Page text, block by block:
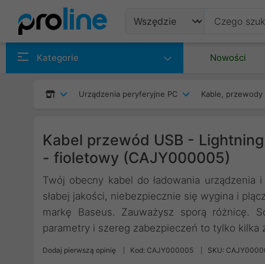
Kategorie Nowości
Urządzenia peryferyjne PC Kable,
Kabel przewód USB -
- fioletowy (CAJY000005)
Twój obecny kabel do ładowania urządzenia
słabej jakości, niebezpiecznie się wygina i
markę Baseus. Zauważysz sporą różnicę.
parametry i szereg zabezpieczeń to tylko kilka
Dodaj pierwszą opinię Kod: CAJY000005 SKU: